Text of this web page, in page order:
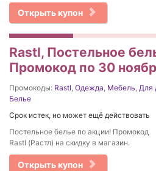
Открыть купон
Rastl, Постельное
Промокод по 30
Промокоды: Rastl, Одежда, Мебель, Для
Белье
Срок истек, но может ещё действовать
Постельное белье по акции! Промокод
Rastl (Растл) на скидку в магазин.
Открыть купон